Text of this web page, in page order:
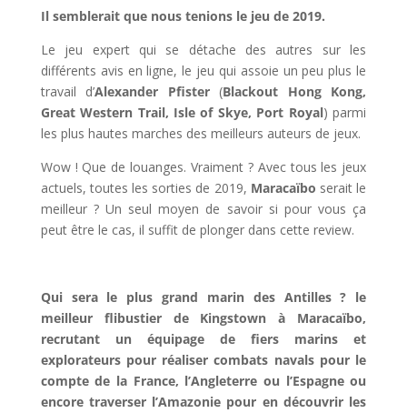
Il semblerait que nous tenions le jeu de 2019.
Le jeu expert qui se détache des autres sur les
différents avis en ligne, le jeu qui assoie un peu plus le
travail d’Alexander Pfister(Blackout Hong Kong,
Great Western Trail, Isle of Skye, Port Royal) parmi
les plus hautes marches des meilleurs auteurs de jeux.
Wow ! Que de louanges. Vraiment ? Avec tous les jeux
actuels, toutes les sorties de 2019, Maracaïbo serait le
meilleur ? Un seul moyen de savoir si pour vous ça
peut être le cas, il suffit de plonger dans cette review.
Qui sera le plus grand marin des Antilles ? le
meilleur flibustier de Kingstown à Maracaïbo,
recrutant un équipage de fiers marins et
explorateurs pour réaliser combats navals pour le
compte de la France, l’Angleterre ou l’Espagne ou
encore traverser l’Amazonie pour en découvrir les